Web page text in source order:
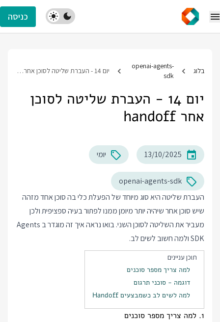
כניסה
בלוג
openai-agents-
sdk
יום 14 - העברת שליטה לסוכן אחר handoff
יום 14 - העברת שליטה לסוכן
אחר handoff
13/10/2025 יומי
openai-agents-sdk
העברת שליטה היא סוג מיוחד של הפעלת כלי בה סוכן אחד מזהה
שיש סוכן אחר שיהיה יותר מיומן ממנו לפתור בעיה ספציפית ולכן
מעביר את השליטה לסוכן השני. בואו נראה איך זה מוגדר ב Agents
SDK ולמה חשוב לשים לב.
תוכן עניינים
למה צריך מספר סוכנים
דוגמה - סוכני תרגום
למה לשים לב כשמבצעים Handoff
1. למה צריך מספר סוכנים